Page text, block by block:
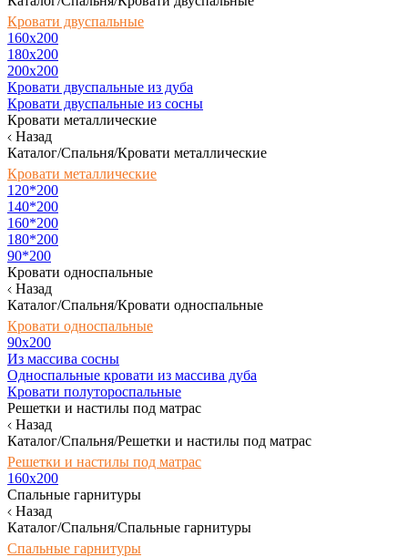
Кровати двуспальные
160х200
180x200
200x200
Кровати двуспальные из дуба
Кровати двуспальные из сосны
Кровати металлические
Назад
Каталог/Спальня/Кровати металлические
Кровати металлические
120*200
140*200
160*200
180*200
90*200
Кровати односпальные
Назад
Каталог/Спальня/Кровати односпальные
Кровати односпальные
90х200
Из массива сосны
Односпальные кровати из массива дуба
Кровати полутороспальные
Решетки и настилы под матрас
Назад
Каталог/Спальня/Решетки и настилы под матрас
Решетки и настилы под матрас
160х200
Спальные гарнитуры
Назад
Каталог/Спальня/Спальные гарнитуры
Спальные гарнитуры